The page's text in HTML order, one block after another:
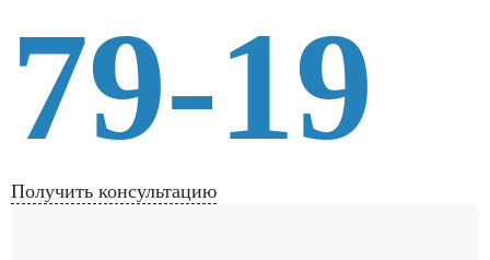
79-19
Получить консультацию